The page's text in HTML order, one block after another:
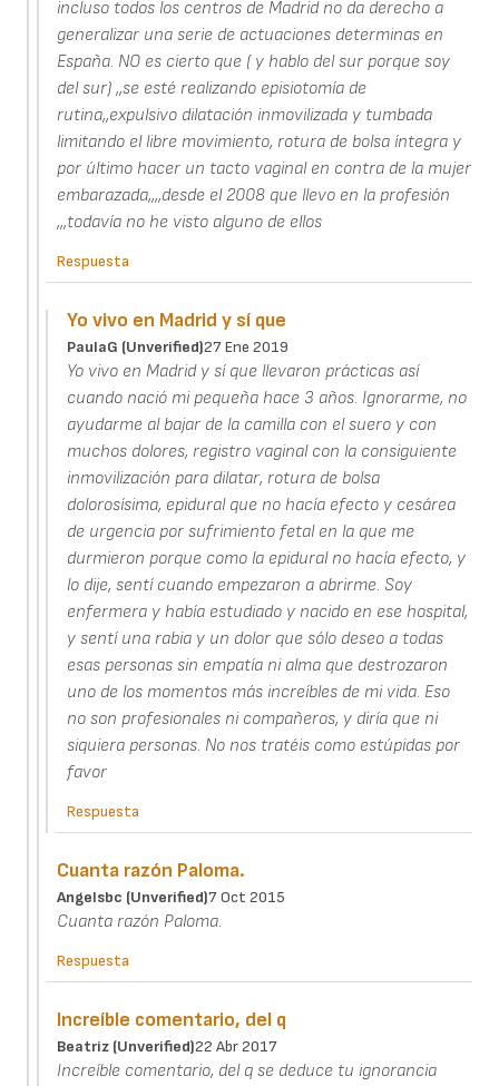
incluso todos los centros de Madrid no da derecho a
generalizar una serie de actuaciones determinas en
España. NO es cierto que ( y hablo del sur porque soy
del sur) ,,se esté realizando episiotomía de
rutina,,expulsivo dilatación inmovilizada y tumbada
limitando el libre movimiento, rotura de bolsa íntegra y
por último hacer un tacto vaginal en contra de la mujer
embarazada,,,,desde el 2008 que llevo en la profesión
,,,todavía no he visto alguno de ellos
Respuesta
Yo vivo en Madrid y sí que
PaulaG (unverified)27 Ene 2019
Yo vivo en Madrid y sí que llevaron prácticas así
cuando nació mi pequeña hace 3 años. Ignorarme, no
ayudarme al bajar de la camilla con el suero y con
muchos dolores, registro vaginal con la consiguiente
inmovilización para dilatar, rotura de bolsa
dolorosísima, epidural que no hacía efecto y cesárea
de urgencia por sufrimiento fetal en la que me
durmieron porque como la epidural no hacía efecto, y
lo dije, sentí cuando empezaron a abrirme. Soy
enfermera y había estudiado y nacido en ese hospital,
y sentí una rabia y un dolor que sólo deseo a todas
esas personas sin empatía ni alma que destrozaron
uno de los momentos más increíbles de mi vida. Eso
no son profesionales ni compañeros, y diría que ni
siquiera personas. No nos tratéis como estúpidas por
favor
Respuesta
Cuanta razón Paloma.
Angelsbc (unverified)7 Oct 2015
Cuanta razón Paloma.
Respuesta
Increíble comentario, del q
Beatriz (unverified)22 Abr 2017
Increíble comentario, del q se deduce tu ignorancia